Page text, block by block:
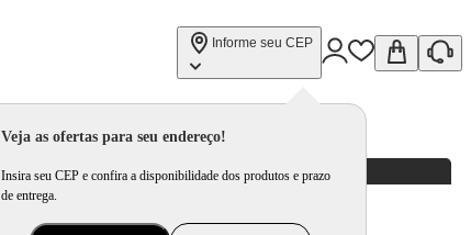
Informe seu CEP
Veja as ofertas para seu endereço!
Insira seu CEP e confira a disponibilidade dos produtos e prazo
de entrega.